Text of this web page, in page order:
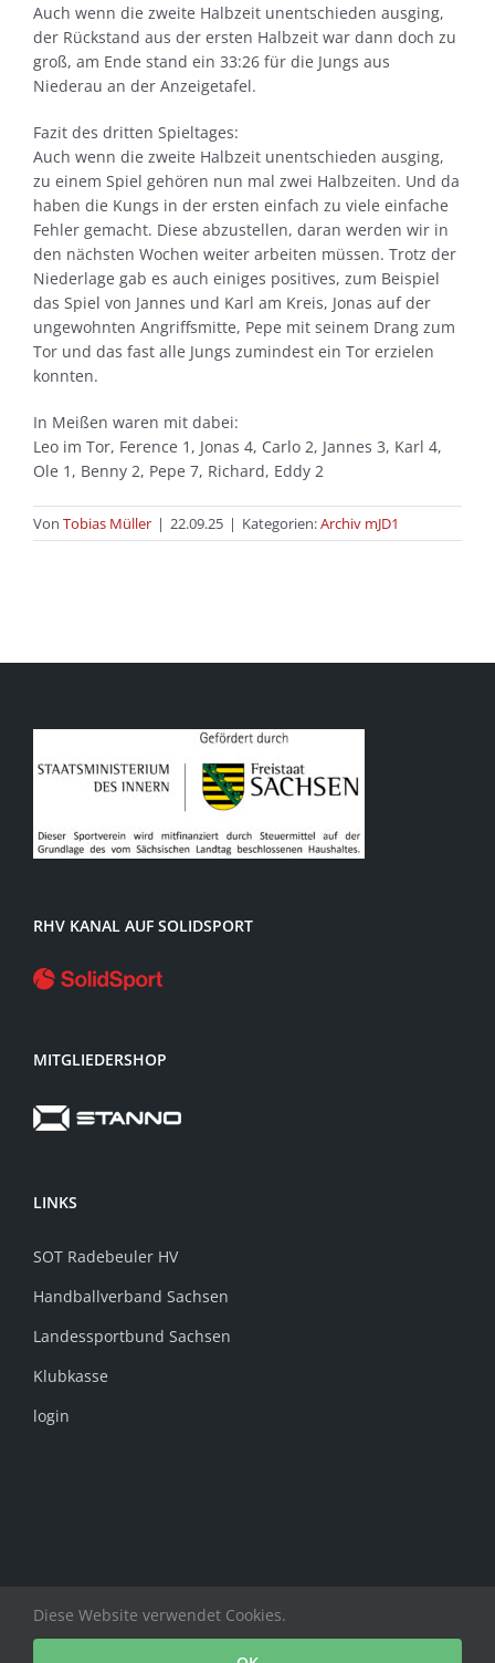
Auch wenn die zweite Halbzeit unentschieden ausging,
der Rückstand aus der ersten Halbzeit war dann doch zu
groß, am Ende stand ein 33:26 für die Jungs aus
Niederau an der Anzeigetafel.
Fazit des dritten Spieltages:
Auch wenn die zweite Halbzeit unentschieden ausging,
zu einem Spiel gehören nun mal zwei Halbzeiten. Und da
haben die Kungs in der ersten einfach zu viele einfache
Fehler gemacht. Diese abzustellen, daran werden wir in
den nächsten Wochen weiter arbeiten müssen. Trotz der
Niederlage gab es auch einiges positives, zum Beispiel
das Spiel von Jannes und Karl am Kreis, Jonas auf der
ungewohnten Angriffsmitte, Pepe mit seinem Drang zum
Tor und das fast alle Jungs zumindest ein Tor erzielen
konnten.
In Meißen waren mit dabei:
Leo im Tor, Ference 1, Jonas 4, Carlo 2, Jannes 3, Karl 4,
Ole 1, Benny 2, Pepe 7, Richard, Eddy 2
Von Tobias Müller | 22.09.25 | Kategorien:Archiv mJD1
RHV KANAL AUF SOLIDSPORT
MITGLIEDERSHOP
LINKS
SOT Radebeuler HV
Handballverband Sachsen
Landessportbund Sachsen
Klubkasse
login
Copyright Radebeuler HV e.V. | All Rights Reserved
Diese Website verwendet Cookies.